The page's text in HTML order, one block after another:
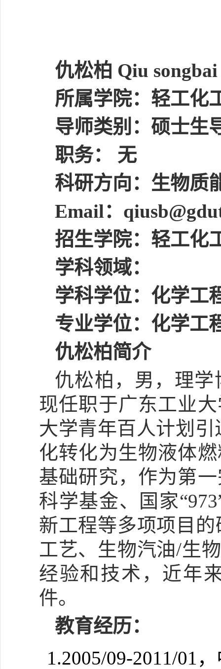
仇松柏 Qiu
所属学院：轻工化
导师类别：硕士生
职务：
无
科研方向：生物质
Email：
招生学院：轻工化
学科领域：
学科学位：化学工
专业学位：化学工
仇松柏简介
仇松柏，男，理学
现任职于广东工业
大学青年百人计划引
化转化为生物液体
基础研究，作为第
科学基金、国家
新工程等多项项目
工艺、生物汽油/生
经验和技术，近年
件。
教育经历：
1.2005/09-2011/01